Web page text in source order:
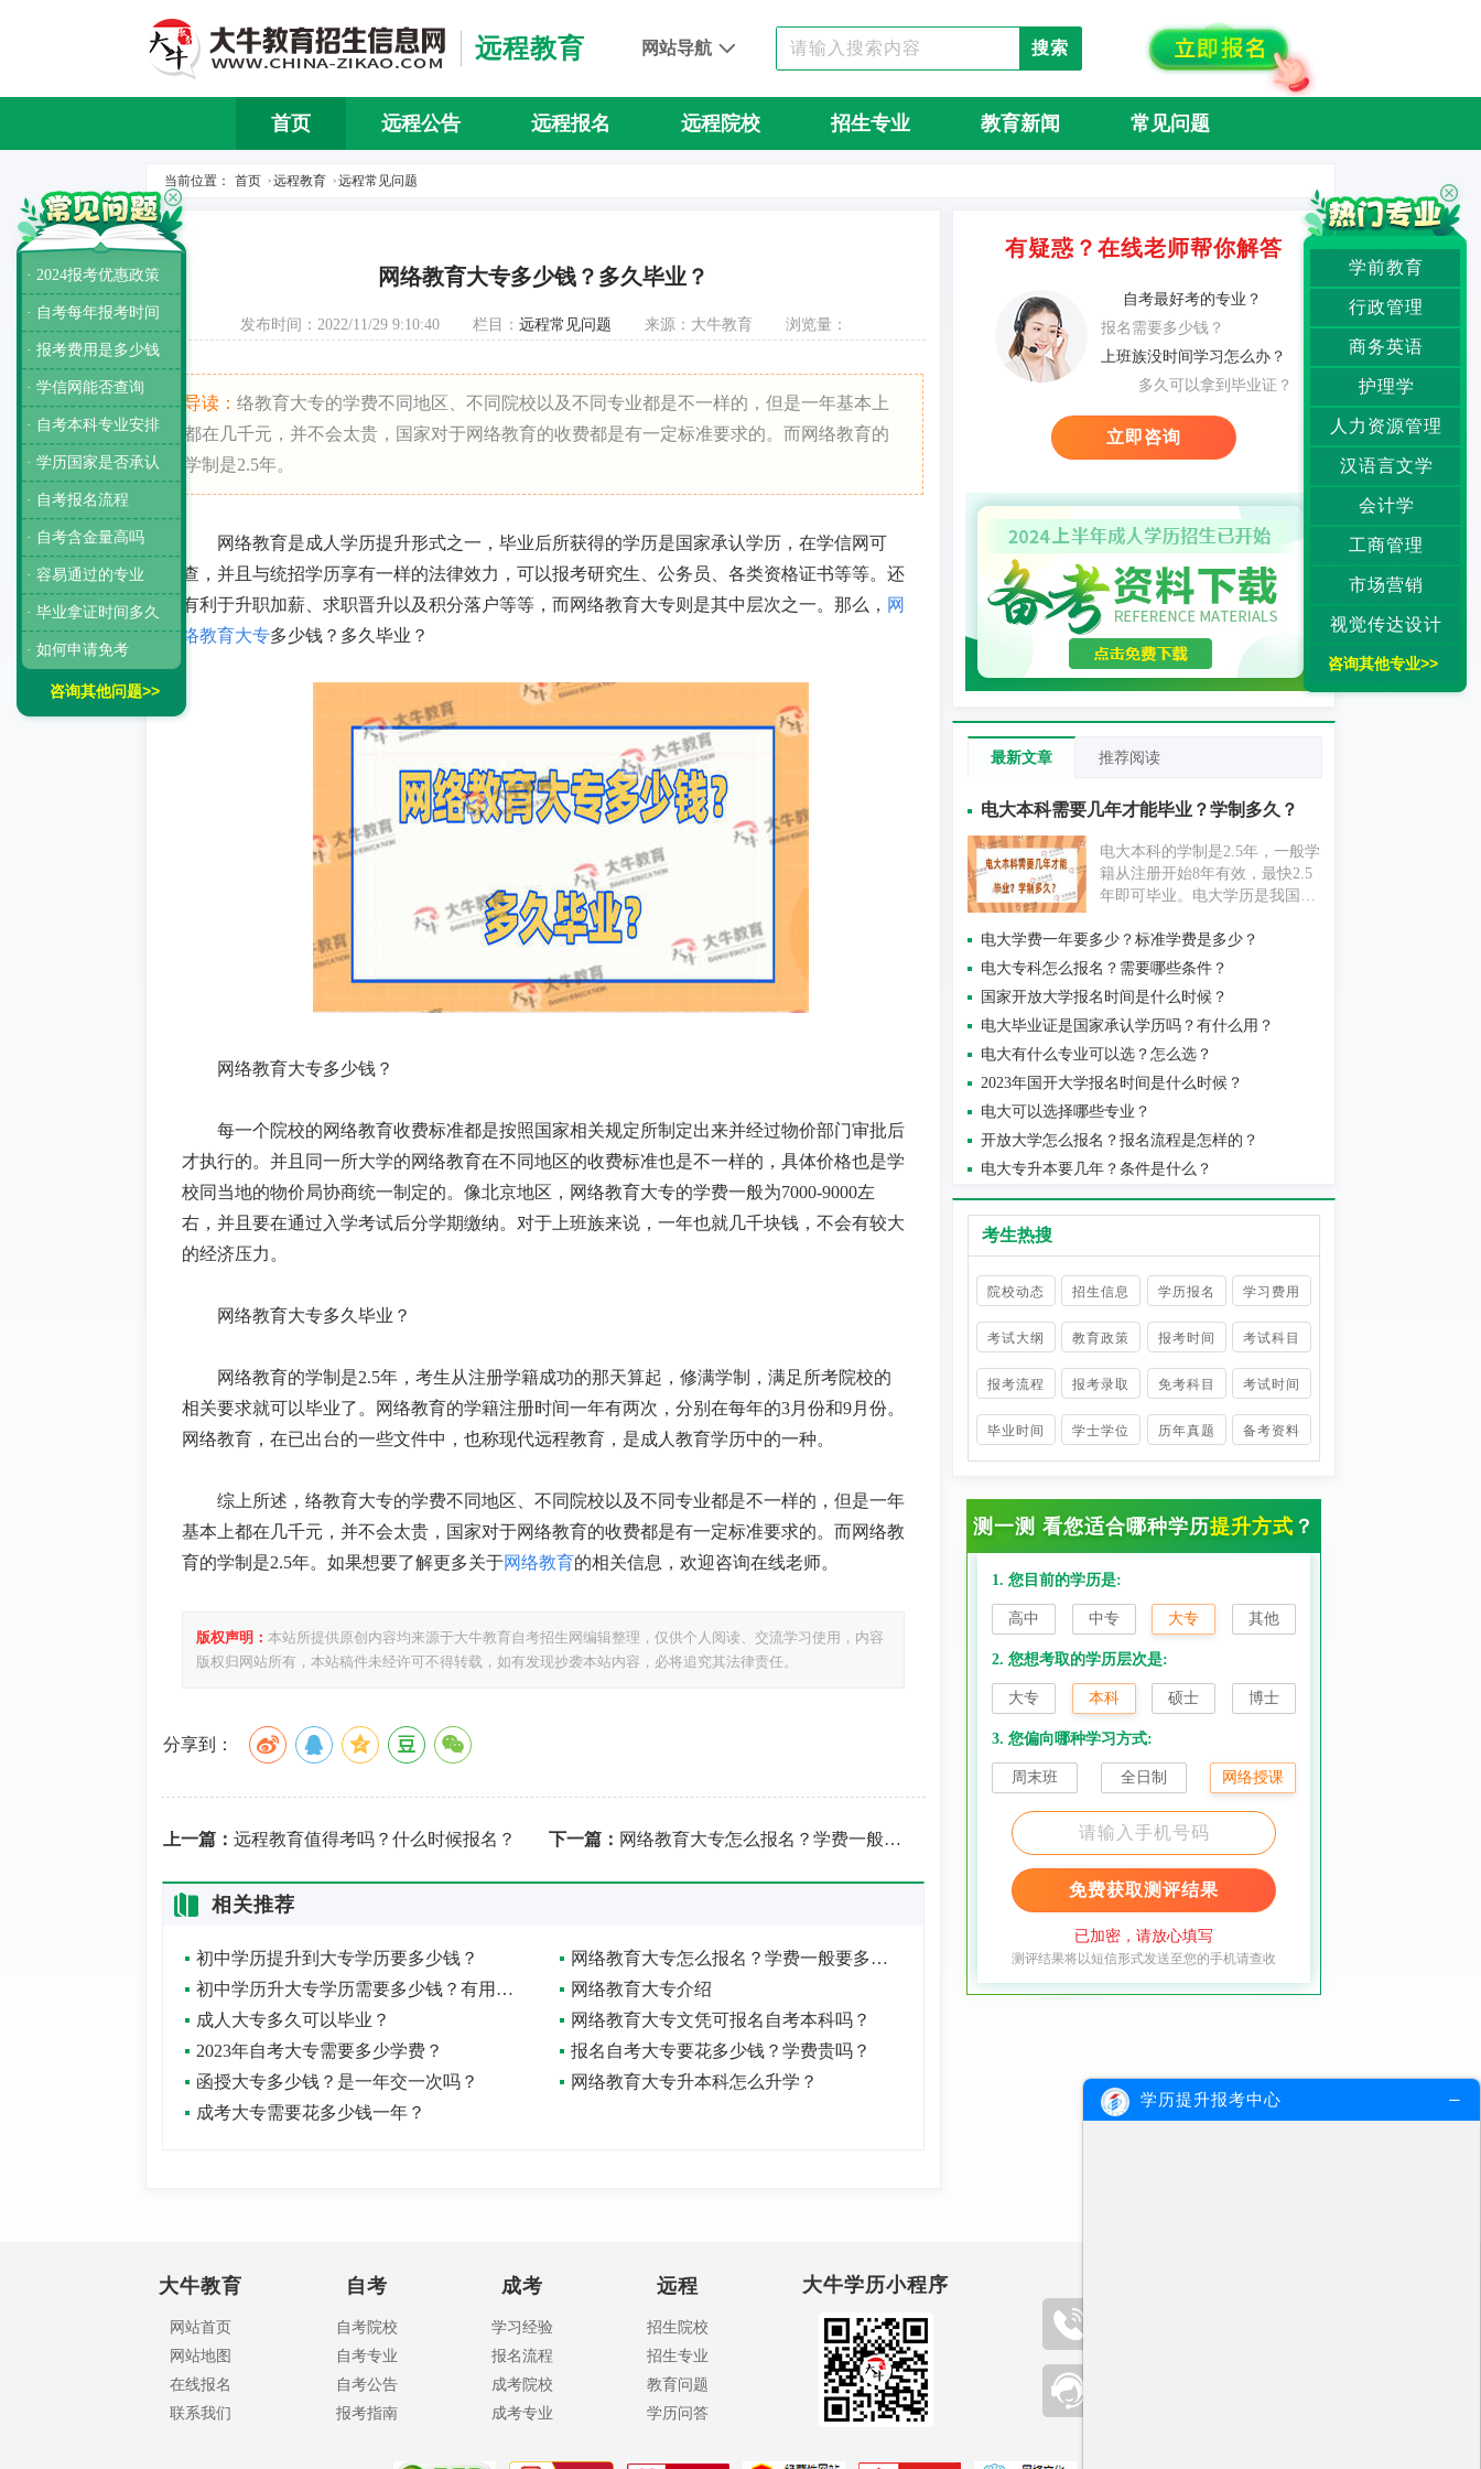
远程教育 网站导航 搜索
首页 远程公告 远程报名 远程院校 招生专业 教育新闻 常见问题
当前位置： 首页 > 远程教育 > 远程常见问题
网络教育大专多少钱？多久毕业？
发布时间：2022/11/29 9:10:40 栏目： 远程常见问题 来源：大牛教育 浏览量：
导读： 络教育大专的学费不同地区、不同院校以及不同专业都是不一样的，但是一年基本上
都在几千元，并不会太贵，国家对于网络教育的收费都是有一定标准要求的。而网络教育的
学制是2.5年。
网络教育是成人学历提升形式之一，毕业后所获得的学历是国家承认学历，在学信网可
查，并且与统招学历享有一样的法律效力，可以报考研究生、公务员、各类资格证书等等。还
有利于升职加薪、求职晋升以及积分落户等等，而网络教育大专则是其中层次之一。那么， 网
络教育大专多少钱 ？多久毕业？
网络教育大专多少钱 ？
每一个院校的网络教育收费标准都是按照国家相关规定所制定出来并经过物价部门审批后
才执行的。并且同一所大学的网络教育在不同地区的收费标准也是不一样的，具体价格也是学
校同当地的物价局协商统一制定的。像北京地区，网络教育大专的学费一般为7000-9000左
右，并且要在通过入学考试后分学期缴纳。对于上班族来说，一年也就几千块钱，不会有较大
的经济压力。
网络教育大专多久毕业？
网络教育的学制是2.5年，考生从注册学籍成功的那天算起，修满学制，满足所考院校的
相关要求就可以毕业了。网络教育的学籍注册时间一年有两次，分别在每年的3月份和9月份。
网络教育，在已出台的一些文件中，也称现代远程教育，是成人教育学历中的一种。
综上所述，络教育大专的学费不同地区、不同院校以及不同专业都是不一样的，但是一年
基本上都在几千元，并不会太贵，国家对于网络教育的收费都是有一定标准要求的。而网络教
育的学制是2.5年。如果想要了解更多关于网络教育的相关信息，欢迎咨询在线老师。
版权声明： 本站所提供原创内容均来源于大牛教育自考招生网编辑整理，仅供个人阅读、交流学习使用，内容
版权归网站所有，本站稿件未经许可不得转载，如有发现抄袭本站内容，必将追究其法律责任。
分享到：
上一篇： 远程教育值得考吗？什么时候报名？ 下一篇： 网络教育大专怎么报名？学费一般要多少钱？
相关推荐
初中学历提升到大专学历要多少钱？
网络教育大专怎么报名？学费一般要多少钱？
初中学历升大专学历需要多少钱？有用吗？
网络教育大专介绍
成人大专多久可以毕业？
网络教育大专文凭可报名自考本科吗？
2023年自考大专需要多少学费？
报名自考大专要花多少钱？学费贵吗？
函授大专多少钱？是一年交一次吗？
网络教育大专升本科怎么升学？
成考大专需要花多少钱一年？
有疑惑？在线老师帮你解答
自考最好考的专业？
报名需要多少钱？
上班族没时间学习怎么办？
多久可以拿到毕业证？
立即咨询
最新文章 推荐阅读
电大本科需要几年才能毕业？学制多久？
电大本科的学制是2.5年，一般学
籍从注册开始8年有效，最快2.5
年即可毕业。电大学历是我国承
和普通全日制学历享受同等待
遇，适合基础弱，上班时间固定
电大学费一年要多少？标准学费是多少？
电大专科怎么报名？需要哪些条件？
国家开放大学报名时间是什么时候？
电大毕业证是国家承认学历吗？有什么用？
电大有什么专业可以选？怎么选？
2023年国开大学报名时间是什么时候？
电大可以选择哪些专业？
开放大学怎么报名？报名流程是怎样的？
电大专升本要几年？条件是什么？
考生热搜
院校动态 招生信息 学历报名 学习费用
考试大纲 教育政策 报考时间 考试科目
报考流程 报考录取 免考科目 考试时间
毕业时间 学士学位 历年真题 备考资料
测一测 看您适合哪种学历提升方式 ？
1. 您目前的学历是:
高中 中专 大专 其他
2. 您想考取的学历层次是:
大专 本科 硕士 博士
3. 您偏向哪种学习方式:
周末班 全日制 网络授课
免费获取测评结果
已加密，请放心填写
测评结果将以短信形式发送至您的手机请查收
大牛教育
网站首页
网站地图
在线报名
联系我们
自考
自考院校
自考专业
自考公告
报考指南
成考
学习经验
报名流程
成考院校
成考专业
远程
招生院校
招生专业
教育问题
学历问答
大牛学历小程序
· 2024报考优惠政策
· 自考每年报考时间
· 报考费用是多少钱
· 学信网能否查询
· 自考本科专业安排
· 学历国家是否承认
· 自考报名流程
· 自考含金量高吗
· 容易通过的专业
· 毕业拿证时间多久
· 如何申请免考
咨询其他问题>>
学前教育
行政管理
商务英语
护理学
人力资源管理
汉语言文学
会计学
工商管理
市场营销
视觉传达设计
咨询其他专业>>
学历提升报考中心